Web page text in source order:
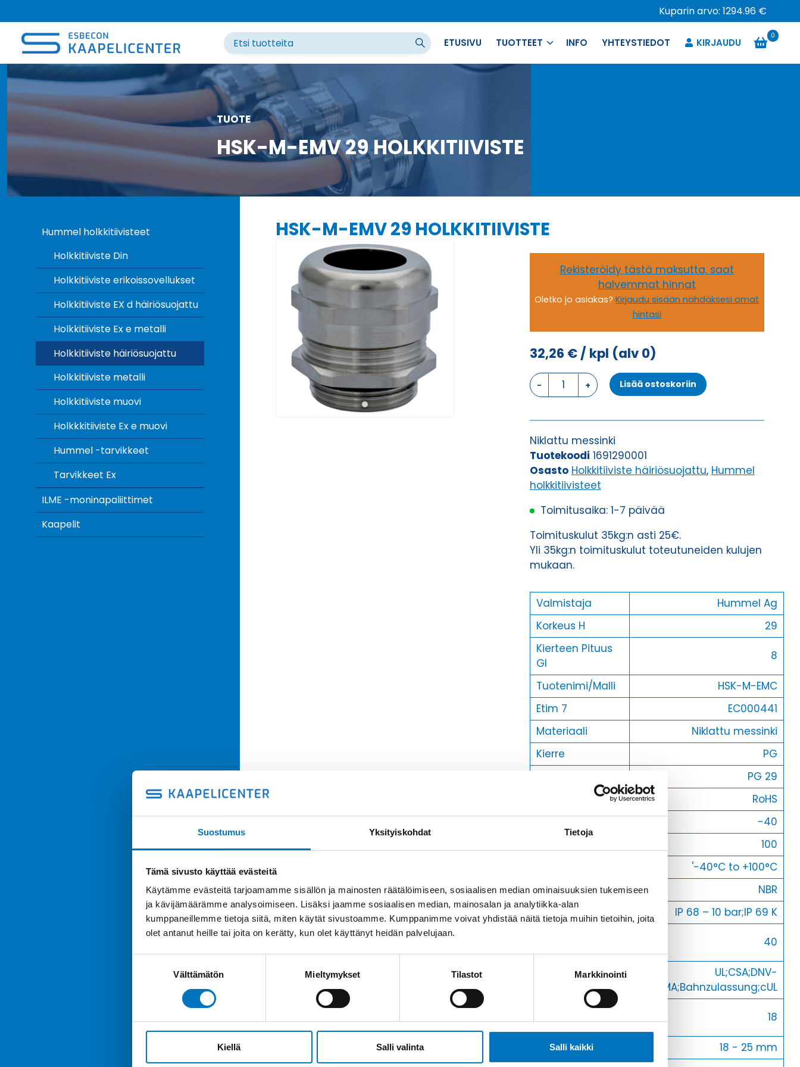
Suostumus Yksityiskohdat Tietoja
Tämä sivusto käyttää evästeitä
Käytämme evästeitä tarjoamamme sisällön ja mainosten räätälöimiseen, sosiaalisen median ominaisuuksien tukemiseen
ja kävijämäärämme analysoimiseen. Lisäksi jaamme sosiaalisen median, mainosalan ja analytiikka-alan
kumppaneillemme tietoja siitä, miten käytät sivustoamme. Kumppanimme voivat yhdistää näitä tietoja muihin tietoihin, joita
olet antanut heille tai joita on kerätty, kun olet käyttänyt heidän palvelujaan.
Välttämätön Mieltymykset Tilastot Markkinointi
Kiellä Salli valinta Salli kaikki
sisältöön
Kuparin arvo: 1294.96 €
ETUSIVU TUOTTEET INFO YHTEYSTIEDOT KIRJAUDU
0
TUOTE
HSK-M-EMV 29 HOLKKITIIVISTE
Hummel holkkitiivisteet
Holkkitiiviste Din
Holkkitiiviste erikoissovellukset
Holkkitiiviste EX d häiriösuojattu
Holkkitiiviste Ex e metalli
Holkkitiiviste häiriösuojattu
Holkkitiiviste metalli
Holkkitiiviste muovi
Holkkkitiiviste Ex e muovi
Hummel -tarvikkeet
Tarvikkeet Ex
ILME -moninapaliittimet
Kaapelit
HSK-M-EMV 29 HOLKKITIIVISTE
Rekisteröidy tästä maksutta, saat
halvemmat hinnat
Oletko jo asiakas?Kirjaudu sisään nähdäksesi omat
hintasi
32,26 €/ kpl (alv 0)
HSK-
M-
29
HOLKKITIIVISTE
määrä
Lisää ostoskoriin
Niklattu messinki
Tuotekoodi 1691290001
Osasto Holkkitiiviste häiriösuojattu, Hummel
holkkitiivisteet
Toimitusaika: 1-7 päivää
Toimituskulut 35kg:n asti 25€.
Yli 35kg:n toimituskulut toteutuneiden kulujen
mukaan.
Valmistaja
Hummel Ag
Korkeus H
29
Kierteen Pituus
Gl
8
Tuotenimi/Malli
HSK-M-EMC
Etim 7
EC000441
Materiaali
Niklattu messinki
Kierre
PG
PG 29
RoHS
-40
100
'-40°C to +100°C
O-Rengas
NBR
Kotelointiluokka
IP 68 – 10 bar;IP 69 K
40
Setrifikaatti
UL;CSA;DNV-
GL;NEMA;Bahnzulassung;cUL
Halkasija Min.
[Mm]
18
Kaapelille Mm
18 - 25 mm